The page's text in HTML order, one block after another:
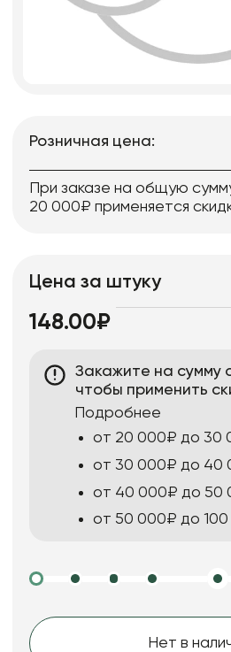
Розничная цена:
При заказе на общую
20 000₽ применяется
Цена за штуку
148.00₽
Закажите на сумму
чтобы применить
Подробнее
от 20 000₽ до 30
от 30 000₽ до 40
от 40 000₽ до 50
от 50 000₽ до
Нет в